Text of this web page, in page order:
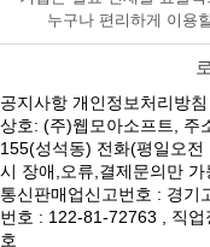
누구나 편리하게 이용
공지사항 개인정보처리방침
상호: (주)웹모아소프트, 주
155(성석동) 전화(평일오
시 장애,오류,결제문의만
통신판매업신고번호 : 경기
번호 : 122-81-72763 , 직
호